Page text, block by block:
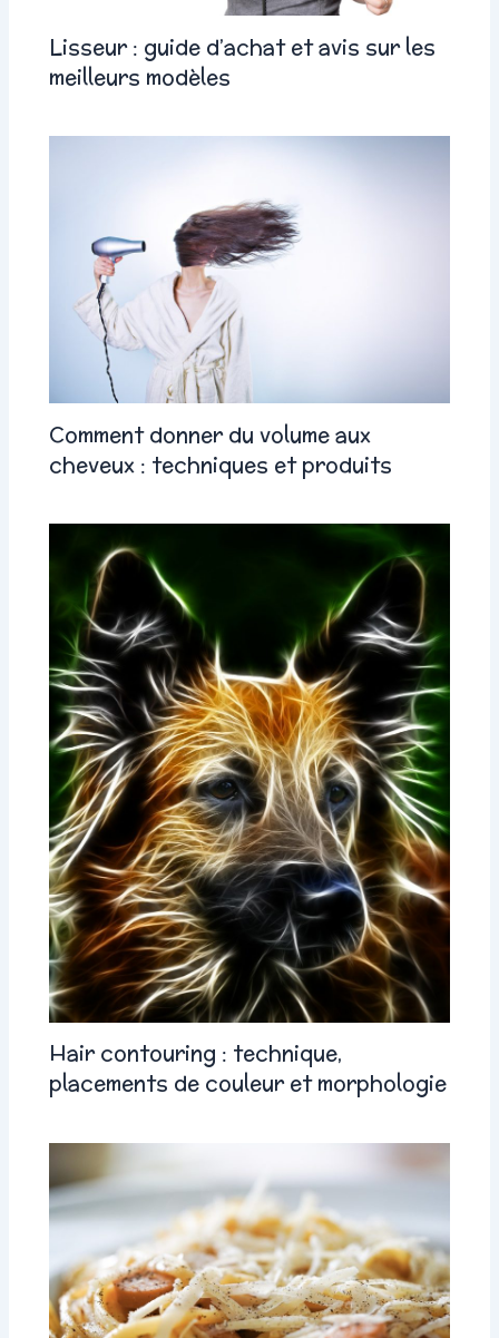
Lisseur : guide d’achat et avis sur les
meilleurs modèles
Comment donner du volume aux
cheveux : techniques et produits
Hair contouring : technique,
placements de couleur et morphologie